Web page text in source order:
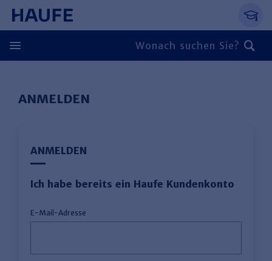
Springe direkt zum Hauptinhalt, zur
Zum Hauptinhalt springen
Zur Navigation springen
Zur Suche springen
ANMELDEN
ANMELDEN
Ich habe bereits ein Haufe Kundenkonto
E-Mail-Adresse